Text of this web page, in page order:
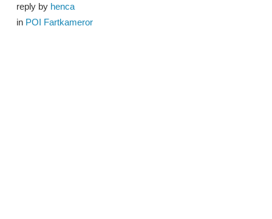
reply by henca
in POI Fartkameror